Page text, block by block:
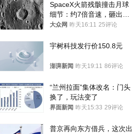
SpaceX火箭残骸撞击月球
细节：约7倍音速，砸出直
径约30米撞击坑
大众网 昨天16:11 25评论
宇树科技发行价150.8元
澎湃新闻 昨天19:11 86评论
“兰州拉面”集体改名：门头
换了，玩法变了
界面新闻 昨天15:33 29评论
普京再向东方借兵，这次出